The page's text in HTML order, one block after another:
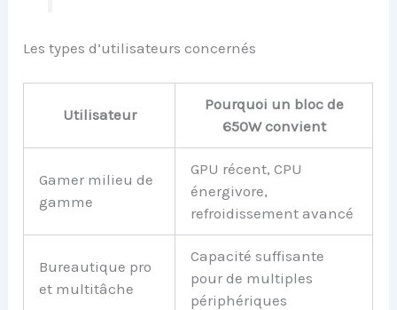
Les types d’utilisateurs concernés
Utilisateur
Pourquoi un bloc de
650W convient
Gamer milieu de
gamme
GPU récent, CPU
énergivore,
refroidissement avancé
Bureautique pro
et multitâche
Capacité suffisante
pour de multiples
périphériques